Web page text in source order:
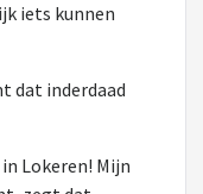
iets kunnen
dat inderdaad
Lokeren! Mijn